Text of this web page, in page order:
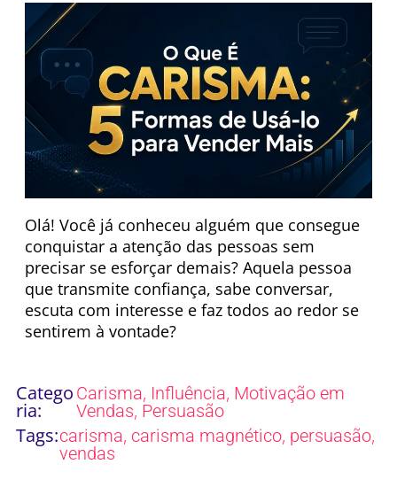
Olá! Você já conheceu alguém que consegue
conquistar a atenção das pessoas sem
precisar se esforçar demais? Aquela pessoa
que transmite confiança, sabe conversar,
escuta com interesse e faz todos ao redor se
sentirem à vontade?
Catego
ria:
Carisma, Influência, Motivação em
Vendas, Persuasão
Tags:carisma, carisma magnético, persuasão,
vendas